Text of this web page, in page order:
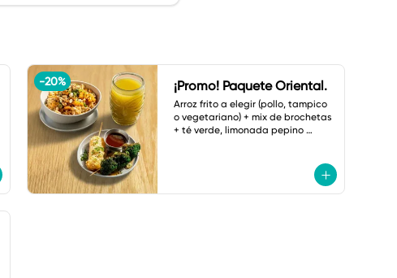
-20% ¡Promo! Paquete Oriental.
Arroz frito a elegir (pollo, tampico
o vegetariano) + mix de brochetas
+ té verde, limonada pepino